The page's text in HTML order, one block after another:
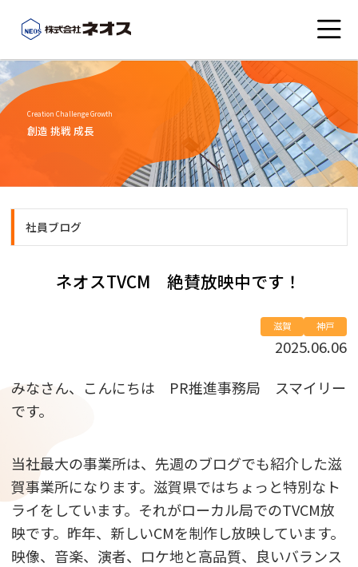
会社概要
事業紹介
採用情報
Creation Challenge Growth
創造 挑戦 成長
社員ブログ
ネオスTVCM 絶賛放映中です！
滋賀 神戸
2025.06.06
みなさん、こんにちは PR推進事務局 スマイリー
です。
当社最大の事業所は、先週のブログでも紹介した滋
賀事業所になります。滋賀県ではちょっと特別なト
ライをしています。それがローカル局でのTVCM放
映です。昨年、新しいCMを制作し放映しています。
映像、音楽、演者、ロケ地と高品質、良いバランス